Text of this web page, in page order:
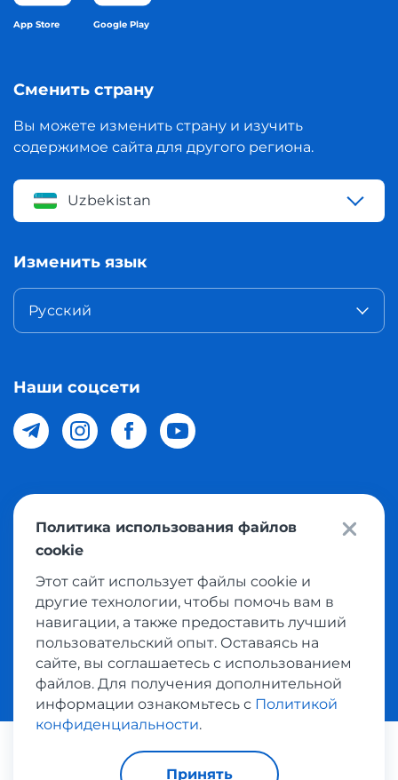
App Store Google Play
Сменить страну
Вы можете изменить страну и изучить
содержимое сайта для другого региона.
Uzbekistan
Изменить язык
Русский
Наши соцсети
© 2026 Meest Shopping доставка покупок с интернет
магазинов мира в Узбекистан. Все права защищены
Политика конфиденциальности
Условия использования сервисом выкупа товаров
Платежные системы:
Политика использования файлов
cookie
Этот сайт использует файлы cookie и
другие технологии, чтобы помочь вам в
навигации, а также предоставить лучший
пользовательский опыт. Оставаясь на
сайте, вы соглашаетесь с использованием
файлов. Для получения дополнительной
информации ознакомьтесь с Политикой
конфиденциальности.
Принять